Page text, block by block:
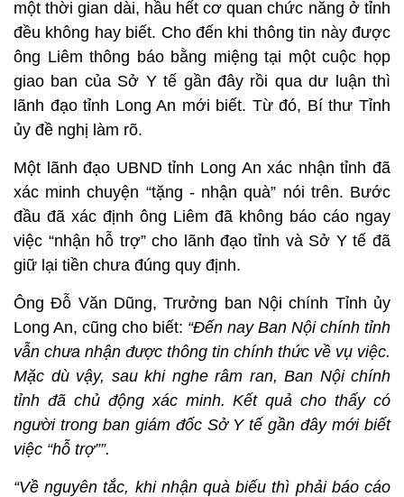
một thời gian dài, hầu hết cơ quan chức năng ở tỉnh
đều không hay biết. Cho đến khi thông tin này được
ông Liêm thông báo bằng miệng tại một cuộc họp
giao ban của Sở Y tế gần đây rồi qua dư luận thì
lãnh đạo tỉnh Long An mới biết. Từ đó, Bí thư Tỉnh
ủy đề nghị làm rõ.
Một lãnh đạo UBND tỉnh Long An xác nhận tỉnh đã
xác minh chuyện “tặng - nhận quà” nói trên. Bước
đầu đã xác định ông Liêm đã không báo cáo ngay
việc “nhận hỗ trợ” cho lãnh đạo tỉnh và Sở Y tế đã
giữ lại tiền chưa đúng quy định.
Ông Đỗ Văn Dũng, Trưởng ban Nội chính Tỉnh ủy
Long An, cũng cho biết: “Đến nay Ban Nội chính tỉnh
vẫn chưa nhận được thông tin chính thức về vụ việc.
Mặc dù vậy, sau khi nghe râm ran, Ban Nội chính
tỉnh đã chủ động xác minh. Kết quả cho thấy có
người trong ban giám đốc Sở Y tế gần đây mới biết
việc “hỗ trợ””.
“Về nguyên tắc, khi nhận quà biếu thì phải báo cáo